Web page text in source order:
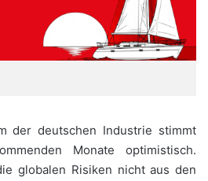
der deutschen Industrie stimmt
Monate optimistisch.
globalen Risiken nicht aus den